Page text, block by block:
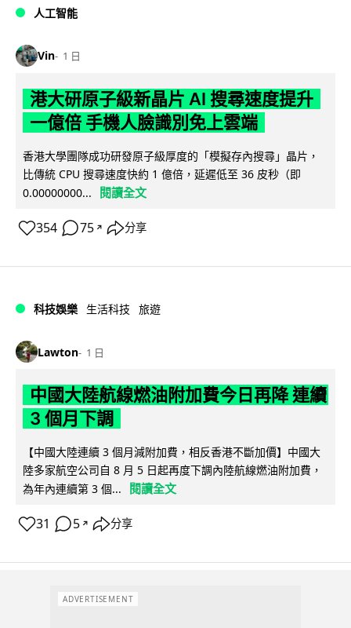
人工智能
Vin 1 日
港大研原子級新晶片 AI 搜尋速度提升
一億倍 手機人臉識別免上雲端
香港大學團隊成功研發原子級厚度的「模擬存內搜尋」晶片，
比傳統 CPU 搜尋速度快約 1 億倍，延遲低至 36 皮秒（即
0.00000000...
閱讀全文
354 75 ↗ 分享
科技娛樂 生活科技 旅遊
Lawton 1 日
中國大陸航線燃油附加費今日再降 連續
3 個月下調
【中國大陸連續 3 個月減附加費，相反香港不斷加價】中國大
陸多家航空公司自 8 月 5 日起再度下調內陸航線燃油附加費，
為年內連續第 3 個...
閱讀全文
31 5 ↗ 分享
ADVERTISEMENT